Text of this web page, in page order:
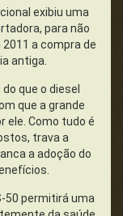
exibiu uma
para não
a compra de
antiga.
que o diesel
que a grande
ele. Como tudo é
trava a
a adoção do
50 permitirá uma